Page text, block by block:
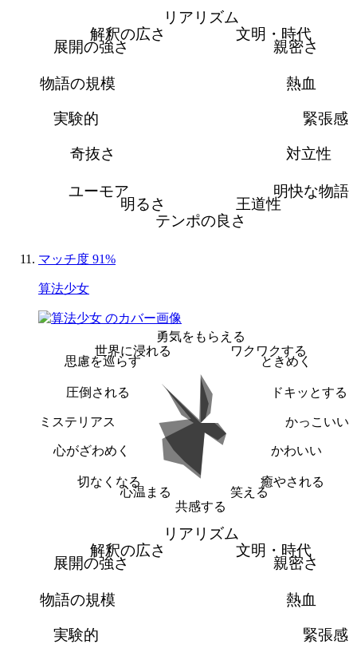
リアリズム
文明・時代
親密さ
熱血
緊張感
対立性
明快な物語
王道性
テンポの良さ
明るさ
ユーモア
奇抜さ
実験的
物語の規模
展開の強さ
解釈の広さ
マッチ度 91%
算法少女
勇気をもらえる
ワクワクする
ときめく
ドキッとする
かっこいい
かわいい
癒やされる
笑える
共感する
心温まる
切なくなる
心がざわめく
ミステリアス
圧倒される
思慮を巡らす
世界に浸れる
リアリズム
文明・時代
親密さ
熱血
緊張感
実験的
物語の規模
展開の強さ
解釈の広さ